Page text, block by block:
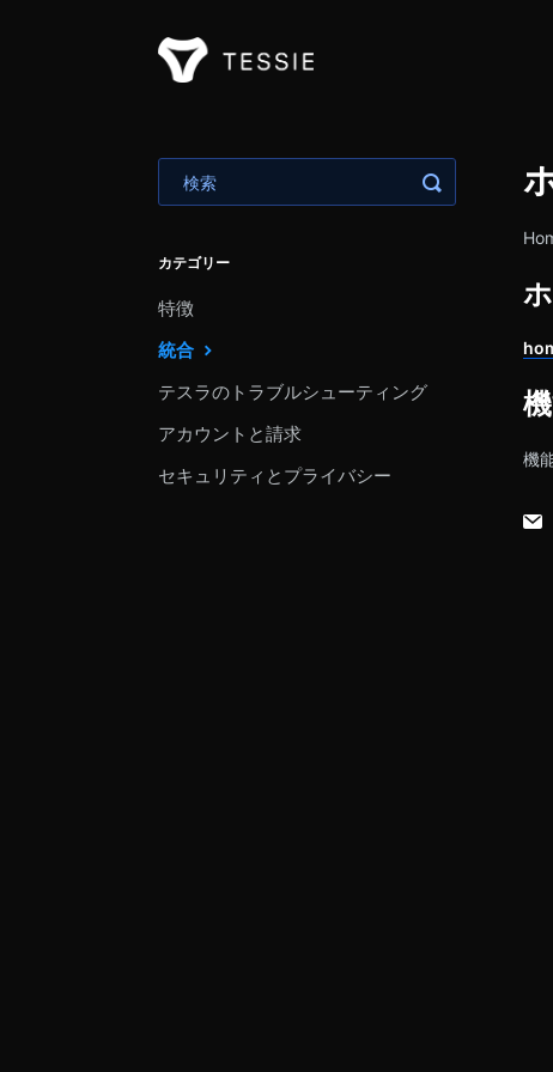
機
トグル検索
カテゴリー
特徴
統合
テスラのトラブルシューティング
アカウントと請求
セキュリティとプライバシー